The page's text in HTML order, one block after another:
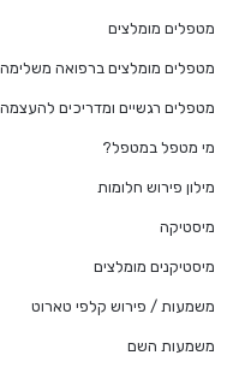
מטפלים מומלצים
מטפלים מומלצים ברפואה משלימה
מטפלים רגשיים ומדריכים
מי מטפל במטפל?
מילון פירוש חלומות
מיסטיקה
מיסטיקנים מומלצים
משמעות / פירוש קלפי טארוט
משמעות השם